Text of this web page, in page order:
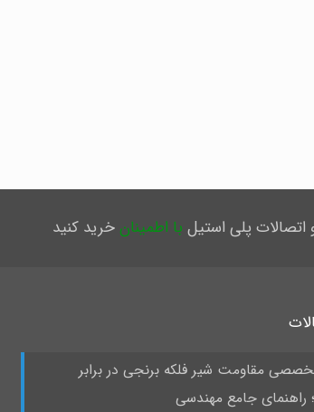
اتصالات پلی استیل با اطمینانخرید کنید
مقاومت شیر فلکه برنجی در برابر
راهنمای جامع مهندسی